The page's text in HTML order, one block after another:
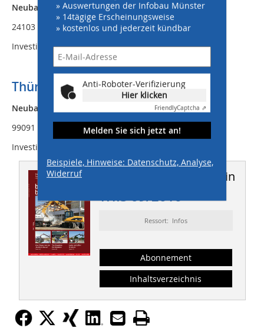
Neubau eines Geschäftshauses
24103 Kiel, Altstadt / Alter Markt
Investitionsvolumen ca. 35 Mio. EUR
Thüringen
Neubau eines Logistikzentrums
99091 Erfurt, Güterverkehrszentrum
Investitionsvolumen ca. 20 Mio. EUR
Dieser Artikel erschien in
THIS 09/2010
Ressort: Infos
Abonnement
Inhaltsverzeichnis
» Auswertungen der Infobau Münster
» 14tägige Erscheinungsweise
» kostenlos und jederzeit kündbar
Anti-Roboter-Verifizierung
Hier klicken
FriendlyCaptcha ⇗
Melden Sie sich jetzt an!
Beispiele, Hinweise: Datenschutz, Analyse,
Widerruf